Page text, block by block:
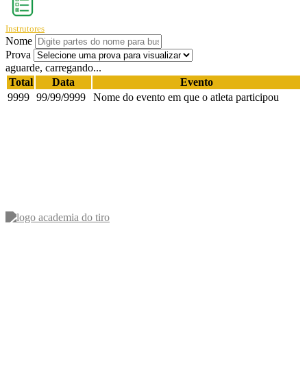
Instrutores
Nome
Prova
aguarde, carregando...
Total
Data
Evento
9999 99/99/9999 Nome do evento em que o atleta participou